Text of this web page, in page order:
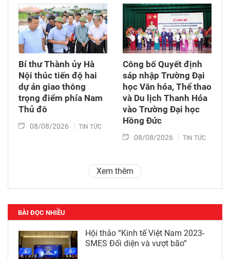
Bí thư Thành ủy Hà
Nội thúc tiến độ hai
dự án giao thông
trọng điểm phía Nam
Thủ đô
08/08/2026 TIN TỨC
Công bố Quyết định
sáp nhập Trường Đại
học Văn hóa, Thể thao
và Du lịch Thanh Hóa
vào Trường Đại học
Hồng Đức
08/08/2026 TIN TỨC
Xem thêm
BÀI ĐỌC NHIỀU
Hội thảo “Kinh tế Việt Nam 2023-
SMES Đối diện và vượt bão”